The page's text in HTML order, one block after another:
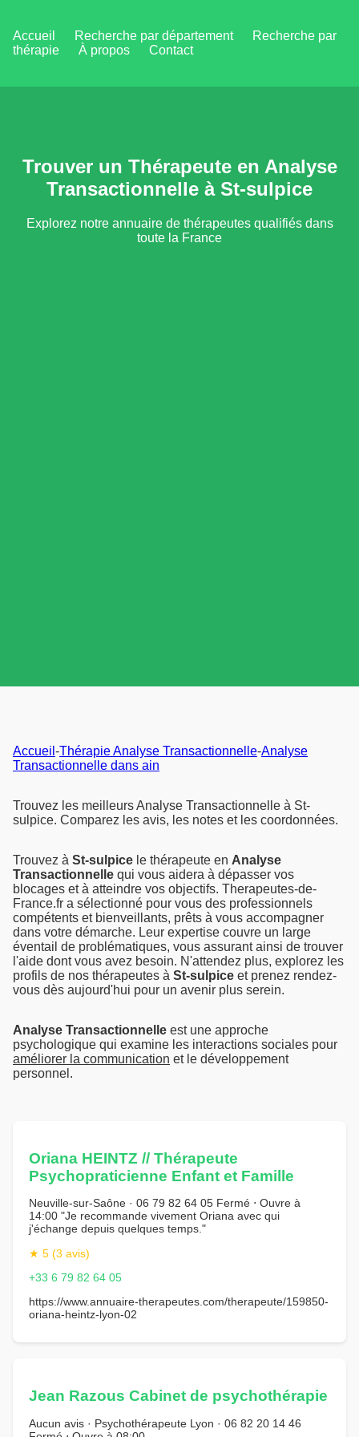
Accueil Recherche par département
Recherche par
thérapie
À propos Contact
Trouver un Thérapeute en Analyse
Transactionnelle à St-sulpice
Explorez notre annuaire de thérapeutes qualifiés dans
toute la France
Accueil -Thérapie Analyse Transactionnelle-Analyse
Transactionnelle dans ain
Trouvez les meilleurs Analyse Transactionnelle à St-
sulpice. Comparez les avis, les notes et les coordonnées.
Trouvez à St-sulpice le thérapeute en Analyse
Transactionnelle qui vous aidera à dépasser vos
blocages et à atteindre vos objectifs. Therapeutes-de-
France.fr a sélectionné pour vous des professionnels
compétents et bienveillants, prêts à vous accompagner
dans votre démarche. Leur expertise couvre un large
éventail de problématiques, vous assurant ainsi de trouver
l'aide dont vous avez besoin. N'attendez plus, explorez les
profils de nos thérapeutes à St-sulpice et prenez rendez-
vous dès aujourd'hui pour un avenir plus serein.
Analyse Transactionnelle est une approche
psychologique qui examine les interactions sociales pour
améliorer la communication et le développement
personnel.
Oriana HEINTZ // Thérapeute
Psychopraticienne Enfant et Famille
Neuville-sur-Saône · 06 79 82 64 05 Fermé ⋅ Ouvre à
14:00 "Je recommande vivement Oriana avec qui
j'échange depuis quelques temps."
★ 5 (3 avis)
+33 6 79 82 64 05
https://www.annuaire-therapeutes.com/therapeute/159850-
oriana-heintz-lyon-02
Jean Razous Cabinet de psychothérapie
Aucun avis · Psychothérapeute Lyon · 06 82 20 14 46